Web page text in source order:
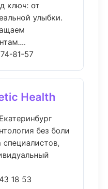
ключ: от
улыбки.
81-57
Health
без боли
18 53